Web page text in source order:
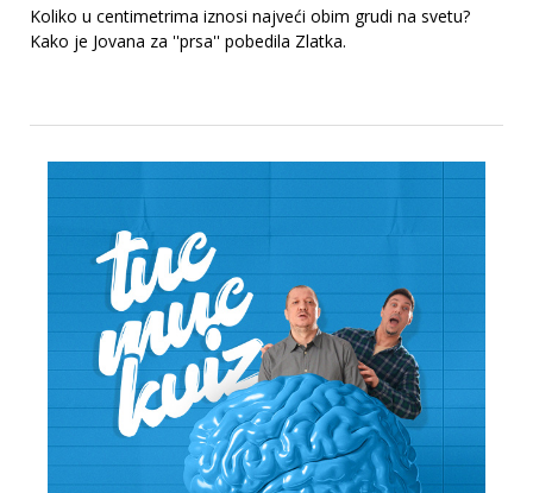
Koliko u centimetrima iznosi najveći obim grudi na svetu?
Kako je Jovana za ''prsa'' pobedila Zlatka.